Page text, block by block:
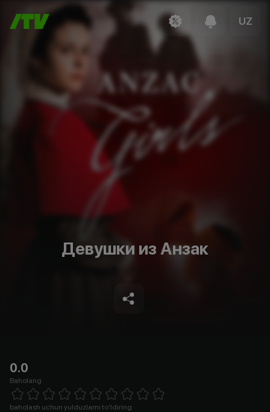
UZ
Девушки из Анзак
0.0
Baholang
1 Star 2 Stars 3 Stars 4 Stars5 Stars 6 Stars7 Stars8 Stars
baholash uchun yulduzlarni to'ldiring